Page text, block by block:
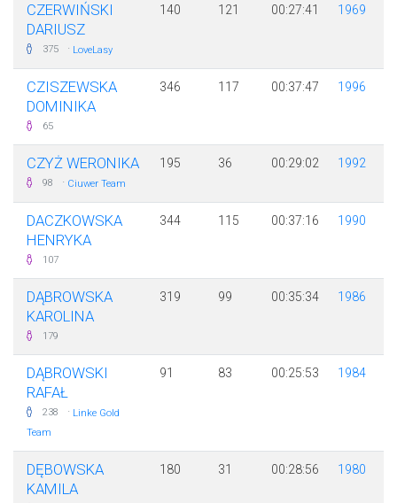
CZERWIŃSKI
DARIUSZ
375 · LoveLasy
140 121 00:27:41 1969
CZISZEWSKA
DOMINIKA
65
346 117 00:37:47 1996
CZYŻ WERONIKA
98 · Ciuwer Team
195 36 00:29:02 1992
DACZKOWSKA
HENRYKA
107
344 115 00:37:16 1990
DĄBROWSKA
KAROLINA
179
319 99 00:35:34 1986
DĄBROWSKI
RAFAŁ
238 · Linke Gold
Team
91 83 00:25:53 1984
DĘBOWSKA
KAMILA
180 31 00:28:56 1980